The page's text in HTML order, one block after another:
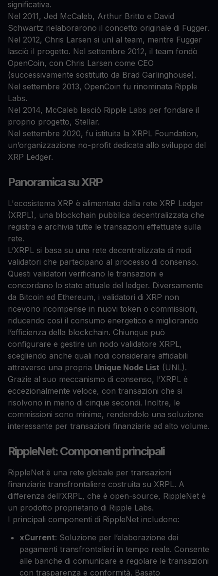
significativa.
Nel 2011, Jed McCaleb, Arthur Britto e David
Schwartz rielaborarono il concetto originale di Fugger.
Nel 2012, Chris Larsen si unì al team, mentre Fugger
lasciò il progetto. Nel settembre 2012, il team fondò
OpenCoin, con Chris Larsen come CEO
(successivamente sostituito da Brad Garlinghouse).
Nel settembre 2013, OpenCoin fu rinominata Ripple
Labs.
Nel 2014, McCaleb lasciò Ripple Labs per fondare il
proprio progetto, Stellar.
Nel settembre 2020, fu istituita la XRPL Foundation,
un’organizzazione no-profit dedicata allo sviluppo del
XRP Ledger.
Panoramica su XRP
L'ecosistema XRP è alimentato dalla rete XRP Ledger
(XRPL), una blockchain pubblica decentralizzata che
registra e archivia tutte le transazioni effettuate sulla
rete.
L’XRPL si basa su una rete decentralizzata di nodi
validatori che partecipano al processo di consenso.
Questi validatori verificano le transazioni e
concordano lo stato attuale del ledger. Diversamente
da Bitcoin ed Ethereum, i validatori di XRP non
ricevono ricompense in nuovi token o commissioni,
riducendo così il consumo energetico e migliorando
l’efficienza della blockchain. Chiunque può
configurare e gestire un nodo validatore XRPL,
scegliendo anche quali nodi considerare affidabili
attraverso una propria Unique Node List (UNL).
Grazie al suo meccanismo di consenso, l’XRPL è
eccezionalmente veloce, con transazioni che si
risolvono in meno di cinque secondi. Inoltre, le
commissioni sono minime, rendendolo una soluzione
interessante per transazioni finanziarie ad alto volume.
RippleNet: Componenti principali
RippleNet è una rete globale per transazioni
finanziarie transfrontaliere costruita su XRPL. A
differenza dell’XRPL, che è open-source, RippleNet è
un prodotto proprietario di Ripple Labs.
I principali componenti di RippleNet includono:
xCurrent: Soluzione per l’elaborazione dei
pagamenti transfrontalieri in tempo reale. Consente
alle banche di comunicare e regolare le transazioni
con trasparenza e conformità. Basato